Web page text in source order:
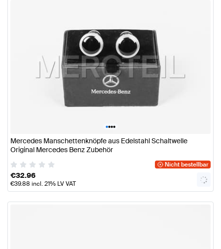
••••
Mercedes Manschettenknöpfe aus Edelstahl Schaltwelle
Original Mercedes Benz Zubehör
Nicht bestellbar
€32.96
€39.88 incl. 21% LV VAT